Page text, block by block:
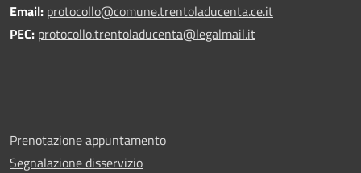
Email: protocollo@comune.trentoladucenta.ce.it
PEC: protocollo.trentoladucenta@legalmail.it
Prenotazione appuntamento
Segnalazione disservizio